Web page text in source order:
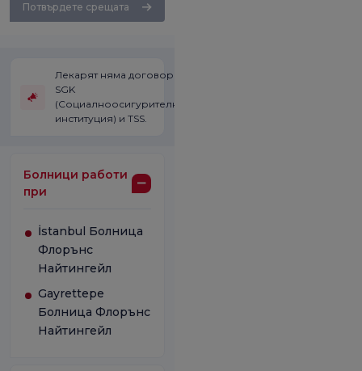
Потвърдете срещата
Лекарят няма договор със
SGK
(Социалноосигурителната
институция) и TSS.
Болници работи
при
İstanbul Болница
Флорънс
Найтингейл
Gayrettepe
Болница Флорънс
Найтингейл